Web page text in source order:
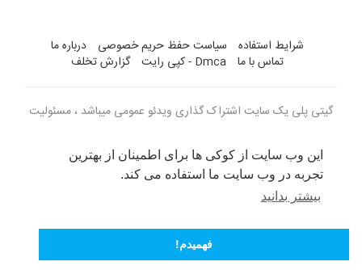
این وب سایت از کوکی ها برای اطمینان از بهترین
تجربه در وب سایت ما استفاده می کند.
بیشتر بدانید
فهمیدم!
شرایط استفاده سیاست حفظ حریم خصوصی
درباره ما
تماس با ما
Dmca - کپی رایت گزارش تخلف
گیتی پلی یک سایت اشتراک گذاری ویدئو عمومی میباشد ، مسئولیت
زبان